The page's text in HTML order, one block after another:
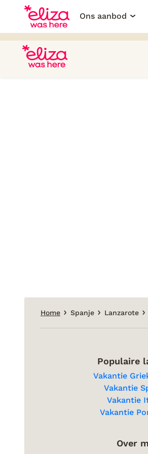
Ons aanbod
Home Spanje Lanzarote
Populaire
Vakantie
Vakantie
Vakantie
Vakantie
Over